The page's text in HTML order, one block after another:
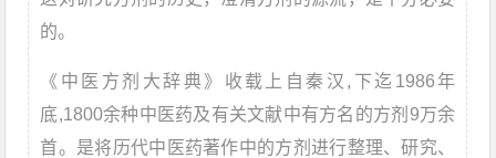
的。
《中医方剂大辞典》收载上自秦汉,下迄1986年
底,1800余种中医药及有关文献中有方名的方剂9万余
首。是将历代中医药著作中的方剂进行整理、研究、